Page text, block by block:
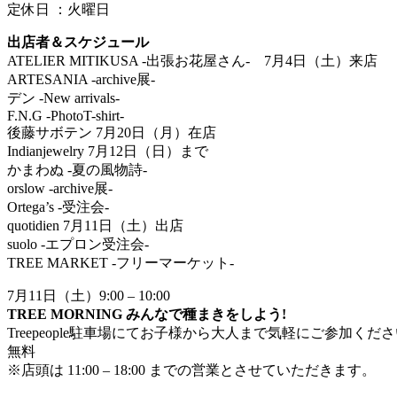
定休日 ：火曜日
出店者＆スケジュール
ATELIER MITIKUSA -出張お花屋さん- 7月4日（土）来店
ARTESANIA -archive展-
デン -New arrivals-
F.N.G -PhotoT-shirt-
後藤サボテン 7月20日（月）在店
Indianjewelry 7月12日（日）まで
かまわぬ -夏の風物詩-
orslow -archive展-
Ortega’s -受注会-
quotidien 7月11日（土）出店
suolo -エプロン受注会-
TREE MARKET -フリーマーケット-
7月11日（土）9:00 – 10:00
TREE MORNING みんなで種まきをしよう!
Treepeople駐車場にてお子様から大人まで気軽にご参加くだ
無料
※店頭は 11:00 – 18:00 までの営業とさせていただきます。